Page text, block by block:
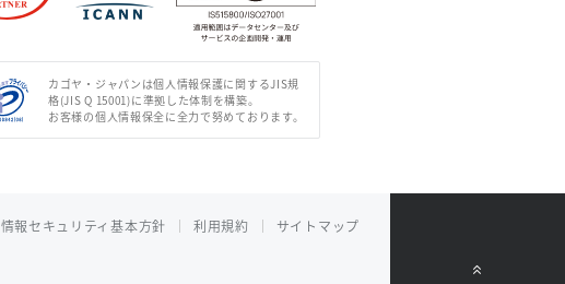
カゴヤ・ジャパンは個人情報保護に関するJIS規
格(JIS Q 15001)に準拠した体制を構築。
お客様の個人情報保全に全力で努めております。
情報セキュリティ基本方針 利用規約 サイトマップ